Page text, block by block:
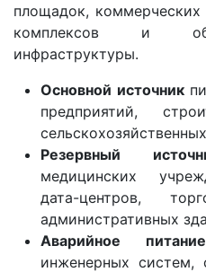
площадок, коммерческих
комплексов и
инфраструктуры.
Основной источник
предприятий,
Резервный
медицинских
дата-центров,
административных
Аварийное питание
инженерных систем,